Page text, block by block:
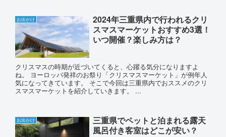
お出かけ
2024年三重県内で行われるクリ
スマスマーケットおすすめ3選！
いつ開催？楽しみ方は？
クリスマスの時期が近づいてくると、心躍る気分になりますよ
ね。 ヨーロッパ発祥のお祭り「クリスマスマーケット」が例年人
気になってきています。 そこで今回は三重県内でおススメのクリ
スマスマーケットを紹介していきます。 ...
お出かけ
三重県でペットと泊まれる露天
風呂付き客室はどこが安い？